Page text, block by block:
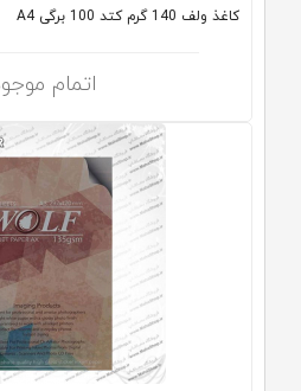
کاغذ ولف 140 گرم کتد 100 برگی A4
اتمام